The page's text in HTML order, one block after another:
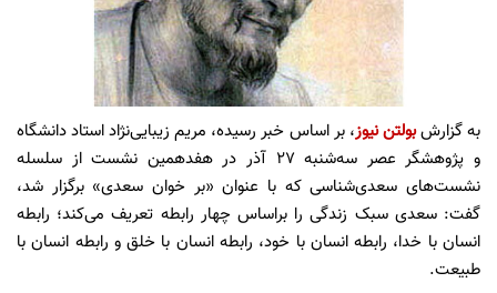
به گزارشبولتن نیوز، بر اساس خبر رسیده، مریم زیبایی‌نژاد استاد دانشگاه
و پژوهشگر عصر سه‌شنبه ۲۷ آذر در هفدهمین نشست از سلسله
نشست‌های سعدی‌شناسی که با عنوان «بر خوان سعدی» برگزار شد،
گفت: سعدی سبک زندگی را براساس چهار رابطه تعریف می‌کند؛ رابطه
انسان با خدا، رابطه انسان با خود، رابطه انسان با خلق و رابطه انسان با
طبیعت.